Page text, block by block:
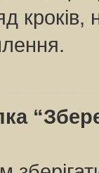
кроків,